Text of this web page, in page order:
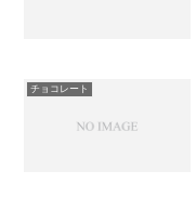
チョコレート